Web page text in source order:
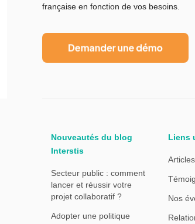
française en fonction de vos besoins.
Nouveautés du blog
Interstis
Secteur public : comment
lancer et réussir votre
projet collaboratif ?
Adopter une politique
Liens
Nos